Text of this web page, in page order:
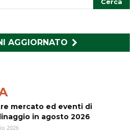
AGGIORNATO
mercato ed eventi di
in agosto 2026
2026